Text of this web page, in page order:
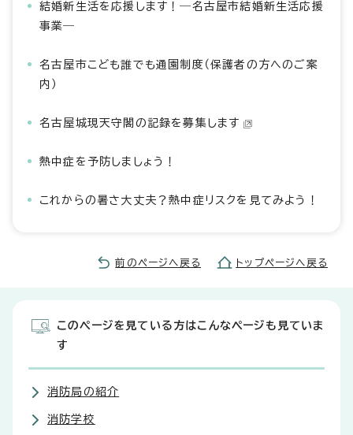
結婚新生活を応援します！―名古屋市結婚新生活応援
事業―
名古屋市こども誰でも通園制度（保護者の方へのご案
内）
名古屋城現天守閣の記録を募集します
熱中症を予防しましょう！
これからの暑さ大丈夫？熱中症リスクを見てみよう！
前のページへ戻る トップページへ戻る
このページを見ている方はこんなページも見ていま
す
消防局の紹介
消防学校